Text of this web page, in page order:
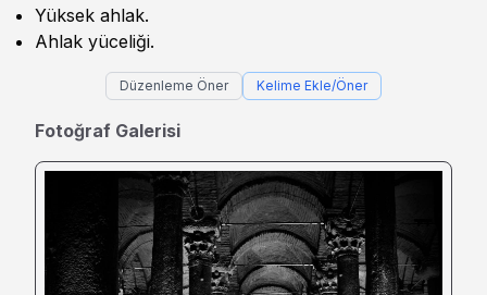
Yüksek ahlak.
Ahlak yüceliği.
Düzenleme Öner Kelime Ekle/Öner
Fotoğraf Galerisi